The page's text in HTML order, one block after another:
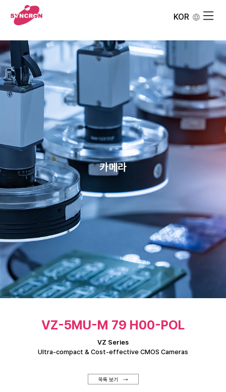
KOR
카메라
VZ-5MU-M 79 H00-POL
VZ Series
Ultra-compact & Cost-effective CMOS Cameras
목록 보기